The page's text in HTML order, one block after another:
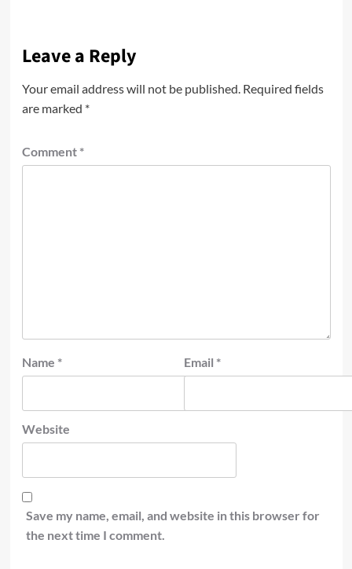
Leave a Reply
Your email address will not be published. Required fields
are marked *
Comment *
Name * Email *
Website
Save my name, email, and website in this browser for
the next time I comment.